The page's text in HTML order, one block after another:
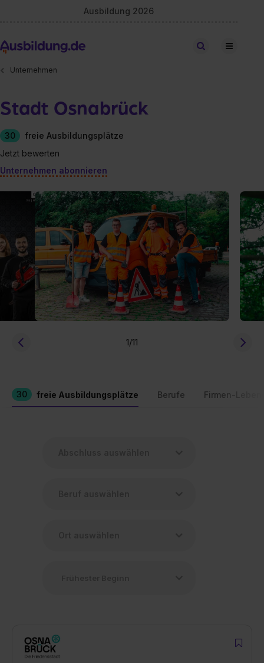
Ausbildung 2026
Stellen finden
Unternehmen
Stadt Osnabrück
30
freie Ausbildungsplätze
Jetzt bewerten
Unternehmen abonnieren
1/11
30 freie Ausbildungsplätze Berufe Firmen-